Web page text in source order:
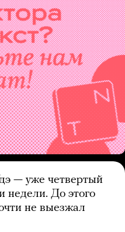
— уже четвертый
недели. До этого
не выезжал